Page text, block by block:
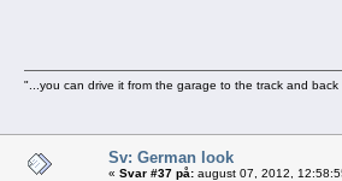
"...you can drive it from the garage to the track and
Sv: German look
« Svar #37 på: august 07, 2012,